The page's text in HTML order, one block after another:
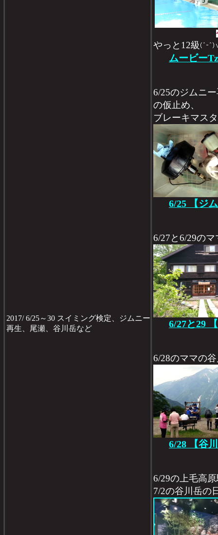
2017/ 6/25～30 スイミング検定、ジムニー
再生、尾瀬、谷川岳など
やっと12級
ムービー
6/25のジムニ
の仮止め、
ブレーキマス
6/25 【ジ
6/27と6/29の
6/27と29
6/28のママの
6/28 【谷
6/29の上毛高
7/2の谷川岳の